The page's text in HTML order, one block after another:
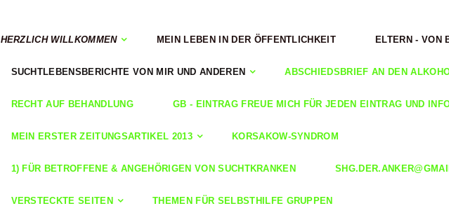
HERZLICH WILLKOMMEN MEIN LEBEN IN DER ÖFFENTLICHKEIT ELTERN - VON
SUCHTLEBENSBERICHTE VON MIR UND ANDEREN ABSCHIEDSBRIEF AN DEN
RECHT AUF BEHANDLUNG GB - EINTRAG FREUE MICH FÜR JEDEN EINTRAG UND
MEIN ERSTER ZEITUNGSARTIKEL 2013 KORSAKOW-SYNDROM
1) FÜR BETROFFENE & ANGEHÖRIGEN VON SUCHTKRANKEN
VERSTECKTE SEITEN THEMEN FÜR SELBSTHILFE GRUPPEN